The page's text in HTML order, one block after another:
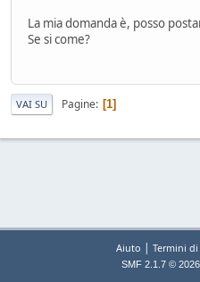
La mia domanda è, posso
Se si come?
VAI SU Pagine 1
Aiuto | Termini
SMF 2.1.7 © 2026